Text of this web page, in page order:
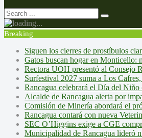
Breaking
Siguen los cierres de prostíbulos
Gatos buscan hogar en Monticello:
Rectora UOH presentó al Consejo
Surfestival 2027 suma a Los
Rancagua celebrará el Día del
Alcalde de Rancagua alerta por
Comisión de Minería abordará el
Rancagua contará con nueva
SEC O’Higgins exige a CGE
Municipalidad de Rancagua lideró